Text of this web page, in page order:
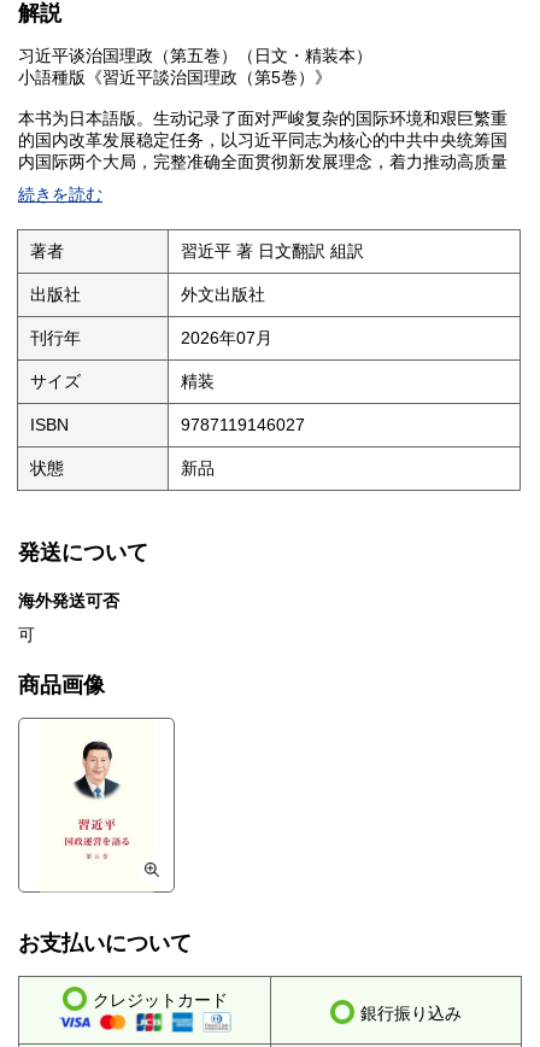
解説
习近平谈治国理政（第五巻）（日文・精装本）
小語種版《習近平談治国理政（第5巻）》
本书为日本語版。生动记录了面对严峻复杂的国际环境和艰巨繁重
的国内改革发展稳定任务，以习近平同志为核心的中共中央统筹国
内国际两个大局，完整准确全面贯彻新发展理念，着力推动高质量
发展，进一步谋划和推动全面深化改革，攻坚克难、砥砺奋进，推
动全面建设社会主义现代化国家迈出坚实步伐的生动实践，集中展
现了坚持“两个结合”、推进马克思主义中国化时代化的最新成果，充
分反映了我们党为推动构建人类命运共同体贡献的智慧方案，是全
面系统反映习近平新时代中国特色社会主义思想最新成果的权威著
作。 《习近平谈治国理政》第五卷的出版发行，对于推动广大党
员、干部、群众进一步学习贯彻习近平新时代中国特色社会主义思
想，更加深刻领悟“两个确立”的决定性意义，增强“四个意识”、坚
定“四个自信”、做到“两个维护”，万众一心为实现党的二十大描绘的
宏伟蓝图而团结奋斗；对于帮助国际社会及时了解这一重要思想的
最新发展，加深对中国理念、中国方案、中国智慧的理解，携手共
建人类命运共同体，具有重要意义。
本書收入的是習近平在2022年5月27日至2024年12月20日期間的重
附在篇末。本書還收入習近平這段時間内的図片41幅。
目录为日文（略）
続きを読む
著者 習近平 著 日文翻訳 組訳
出版社 外文出版社
刊行年 2026年07月
サイズ 精装
ISBN 9787119146027
状態 新品
発送について
海外発送可否
可
商品画像
お支払いについて
クレジットカード
銀行振り込み